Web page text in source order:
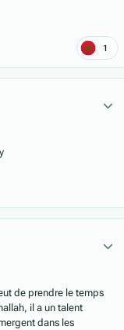
1
de prendre le temps
il a un talent
dans les